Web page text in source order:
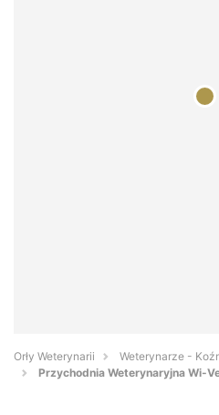
Orły Weterynarii
Weterynarze -
Przychodnia Weterynaryjna Wi-